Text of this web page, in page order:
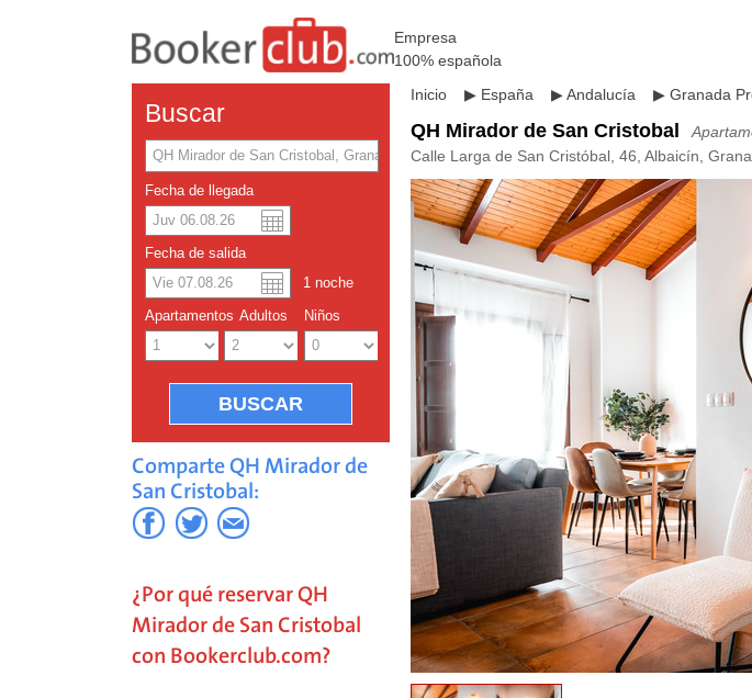
Empresa
100% española
English
Dolar americano Libra esterlina
Yuan chino
Buscar
Fecha de llegada
Fecha de salida
1 noche
Apartamentos Adultos Niños
Comparte QH Mirador de
San Cristobal:
¿Por qué reservar QH
Mirador de San Cristobal
con Bookerclub.com?
Inicio ▶ España ▶Andalucía ▶ Granada
QH Mirador de San Cristobal
Calle Larga de San Cristóbal, 46, Albaicín,